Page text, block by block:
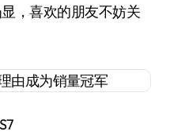
，喜欢的朋友不妨关